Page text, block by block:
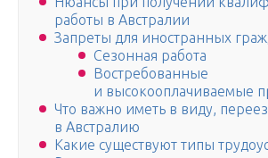
работы в Австралии
Запреты для иностранных
Сезонная работа
Востребованные
и высокооплачиваемые
Что важно иметь в виду,
в Австралию
Какие существуют типы